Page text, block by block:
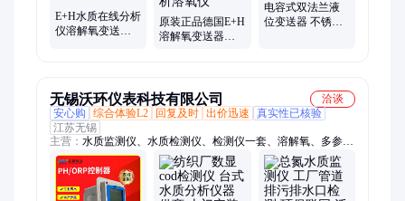
E+H水质在线分析
仪溶解氧变送器
原装正品德国E+H
溶解氧变送器
电容式双法兰液
位变送器 不锈钢
无锡沃环仪表科技有限公司
洽谈
安心购
综合体验L2 回复及时 出价迅速
真实性已核验
江苏无锡
主营： 水质监测仪、水质检测仪、检测仪一套、溶解氧、多参数
水质、检测仪定制、检测仪仪器、检测仪检定、参智能水质、远
程智能水质、检测仪多合一